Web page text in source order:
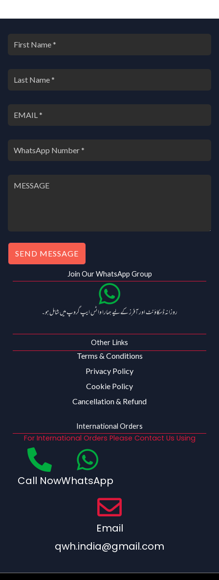
SEND MESSAGE
Join Our WhatsApp Group
روزانہ ڈسکاؤنٹ اور آفرز کے لیے ہمارا واٹس ایپ گروپ میں شامل ہو۔
Other Links
Terms & Conditions
Privacy Policy
Cookie Policy
Cancellation & Refund
International Orders
For International Orders Please Contact Us Using
Call NowWhatsApp
Email
qwh.india@gmail.com